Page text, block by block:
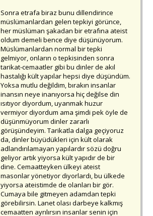
Sonra etrafa biraz bunu dillendirince
müslümanlardan gelen tepkiyi görünce,
her müslüman şakadan bir etrafına ateist
oldum demeli bence diye düşünüyorum.
Müslümanlardan normal bir tepki
gelmiyor, onların o tepkisinden sonra
tarikat-cemaatler gibi bu dinler de akıl
hastalığı kült yapılar hepsi diye düşündüm.
Yoksa mutlu değildim, bırakın insanlar
inansın neye inanıyorsa hiç değilse din
ısıtıyor diyordum, uyanmak huzur
vermiyor diyordum ama şimdi pek öyle de
düşünmüyorum dinler zararlı
görüşündeyim. Tarikatla dalga geçiyoruz
da, dinler büyüdükleri için kült olarak
adlandırılamayan yapılardır sözü doğru
geliyor artık yiyorsa kült yapıdır de bir
dine. Cemaatteyken ülkeyi ateist
masonlar yönetiyor diyorlardı, bu ülkede
yiyorsa ateistimde de olanları bir gör.
Cumaya bile gitmeyen adamdan tepki
görebilirsin. Lanet olası darbeye kalkmış
cemaatten ayrılırsın insanlar senin için